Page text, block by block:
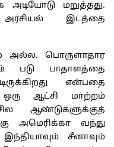
அடியோடு மறுத்தது.
அரசியல் இடத்தை
அல்ல. பொருளாதார
படு பாதாளத்தை
என்பதை
ஒரு ஆட்சி மாற்றம்
ஆண்டுகளுக்குத்
அமெரிக்கா வந்து
சீனாவும்